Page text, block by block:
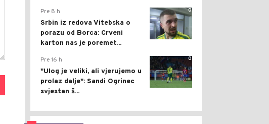
0
Pre 8 h
Srbin iz redova Vitebska o
porazu od Borca: Crveni
karton nas je poremet...
0
Pre 16 h
"Ulog je veliki, ali vjerujemo u
prolaz dalje": Sandi Ogrinec
svjestan š...